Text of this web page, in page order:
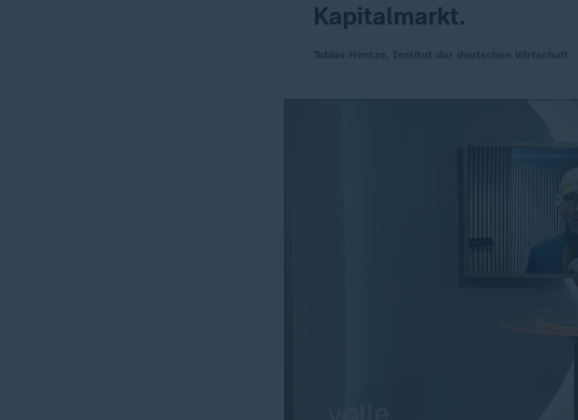
Kapitalmarkt.